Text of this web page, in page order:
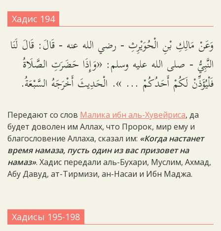
Хадис 194
وَعَنْ مَالِكِ بْنِ الْحُوَيْرِثِ - رضي الله عنه - قَالَ: قَالَ لَنَا
النَّبِيُّ - صلى الله عليه وسلم: «وَإِذَا حَضَرَتِ الصَّلَاةُ
فَلْيُؤَذِّنْ لَكُمْ أَحَدُكُمْ ... ». الْحَدِيثَ أَخْرَجَهُ السَّبْعَةُ.
Передают со слов Малика ибн аль-Хувейриса, да
будет доволен им Аллах, что Пророк, мир ему и
благословение Аллаха, сказал им: «Когда настанет
время намаза, пусть один из вас призовет на
намаз». Хадис передали аль-Бухари, Муслим, Ахмад,
Абу Давуд, ат-Тирмизи, ан-Насаи и Ибн Маджа.
Хадисы 195-198